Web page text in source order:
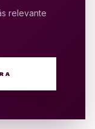
relevante